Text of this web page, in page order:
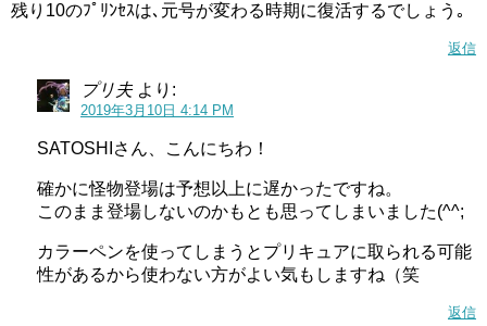
残り10のﾌﾟﾘﾝｾｽは､元号が変わる時期に復活するでしょう｡
返信
プリ夫 より:
2019年3月10日 4:14 PM
SATOSHIさん、こんにちわ！
確かに怪物登場は予想以上に遅かったですね。
このまま登場しないのかもとも思ってしまいました(^^;
カラーペンを使ってしまうとプリキュアに取られる可能
性があるから使わない方がよい気もしますね（笑
返信